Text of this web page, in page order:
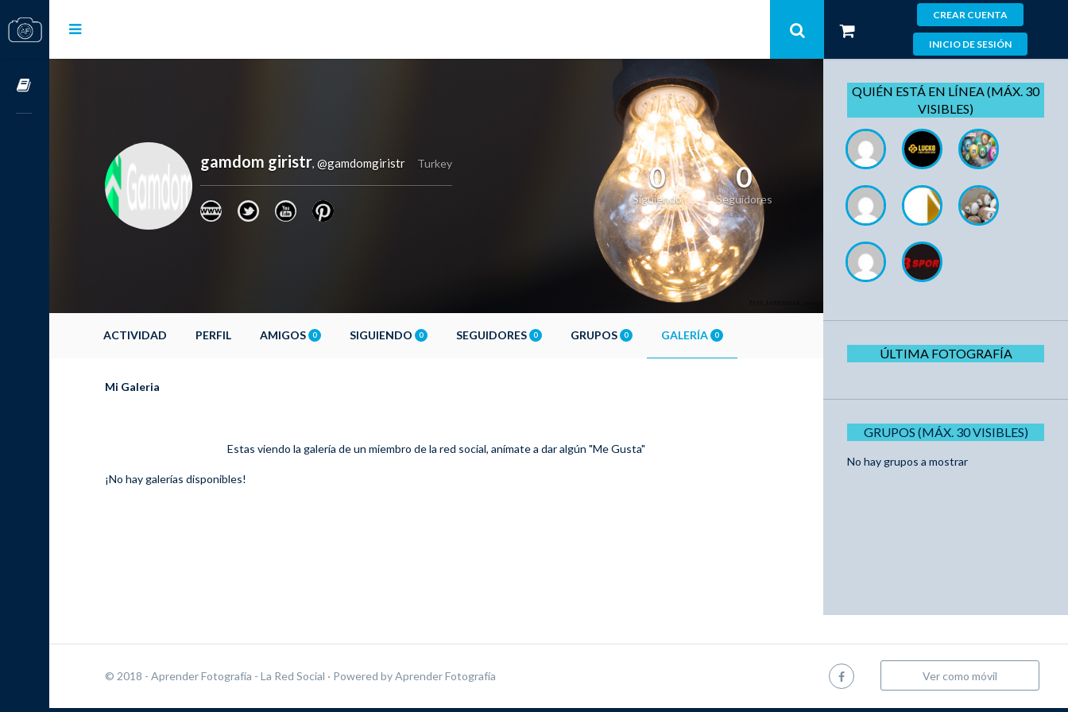
CREAR CUENTA
INICIO DE SESIÓN
gamdom giristr, @gamdomgiristr Turkey 0
Siguiendo
0
Seguidores
ACTIVIDAD PERFIL AMIGOS 0 SIGUIENDO 0 SEGUIDORES 0 GRUPOS 0 GALERÍA 0
Mi Galeria
Estas viendo la galería de un miembro de la red social, anímate a dar algún "Me Gusta"
¡No hay galerías disponibles!
QUIÉN ESTÁ EN LÍNEA (MÁX. 30
VISIBLES)
ÚLTIMA FOTOGRAFÍA
GRUPOS (MÁX. 30 VISIBLES)
No hay grupos a mostrar
© 2018 - Aprender Fotografía - La Red Social · Powered byAprender Fotografía